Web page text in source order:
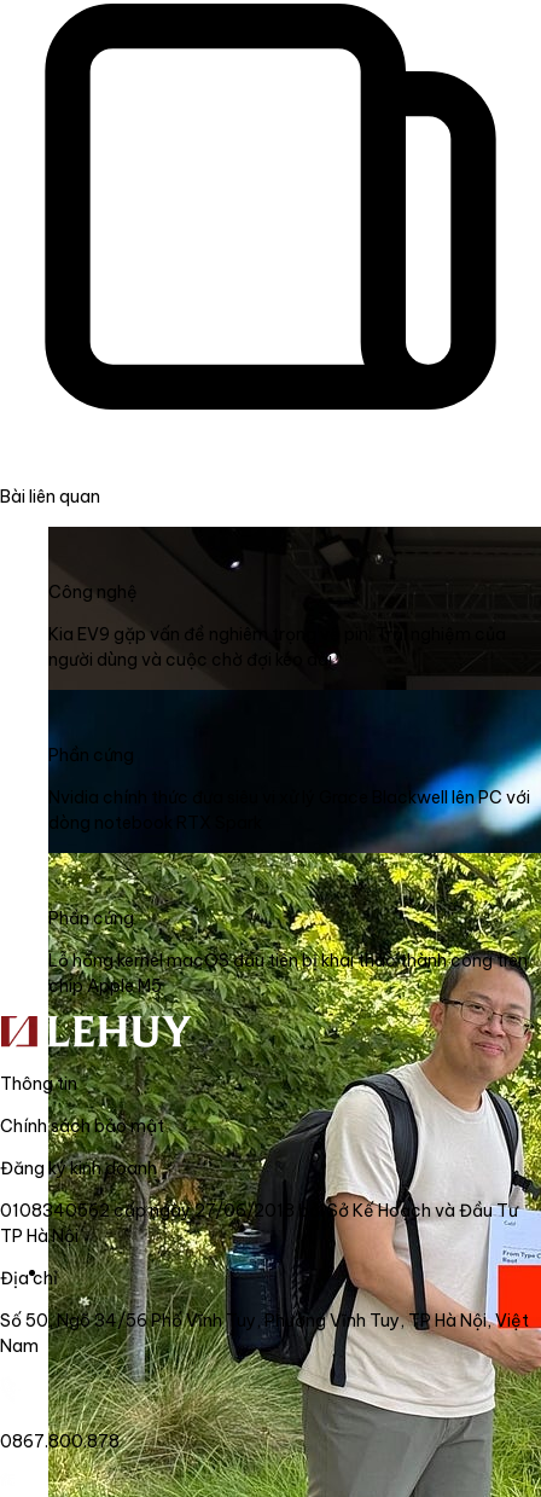
Bài liên quan
Công nghệ
Kia EV9 gặp vấn đề nghiêm trọng về pin: Trải nghiệm của
người dùng và cuộc chờ đợi kéo dài
Phần cứng
Nvidia chính thức đưa siêu vi xử lý Grace Blackwell lên PC với
dòng notebook RTX Spark
Phần cứng
Lỗ hổng kernel macOS đầu tiên bị khai thác thành công trên
chip Apple M5
Thông tin
Chính sách bảo mật
Đăng ký kinh doanh
0108340562 cấp ngày 27/06/2018 bởi Sở Kế Hoạch và Đầu Tư
TP Hà Nội
Địa chỉ
Số 50, Ngõ 34/56 Phố Vĩnh Tuy, Phường Vĩnh Tuy, TP Hà Nội, Việt
Nam
0867.800.878